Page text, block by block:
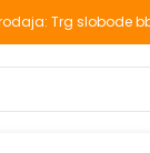
Trg slobode